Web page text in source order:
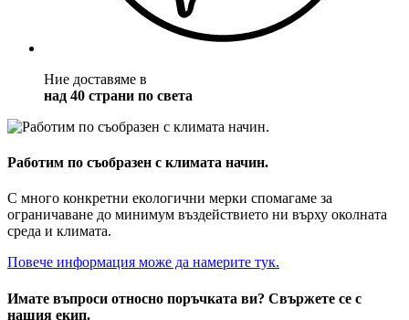
Ние доставяме в
над 40 страни по света
Работим по съобразен с климата начин.
С много конкретни екологични мерки спомагаме за
ограничаване до минимум въздействието ни върху околната
среда и климата.
Повече информация може да намерите тук.
Имате въпроси относно поръчката ви? Свържете се с
нашия екип.